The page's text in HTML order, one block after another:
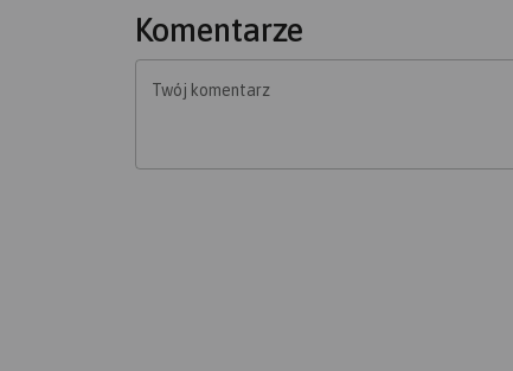
Komentarze
Twój komentarz